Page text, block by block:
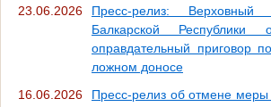
23.06.2026
Пресс-релиз:
Балкарской
оправдательный приговор
ложном доносе
16.06.2026
Пресс-релиз об отмене меры